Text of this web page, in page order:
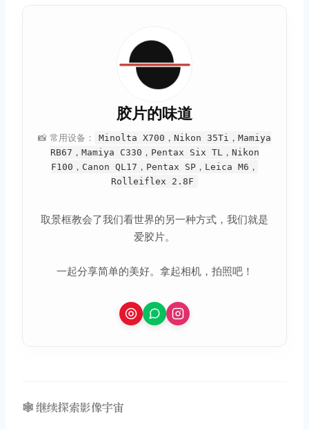
胶片的味道
📸 常用设备：
Minolta X700，Nikon 35Ti，Mamiya
RB67，Mamiya C330，Pentax Six TL，Nikon
F100，Canon QL17，Pentax SP，Leica M6，
Rolleiflex 2.8F
取景框教会了我们看世界的另一种方式，我们就是
爱胶片。
一起分享简单的美好。拿起相机，拍照吧！
🕸️ 继续探索影像宇宙